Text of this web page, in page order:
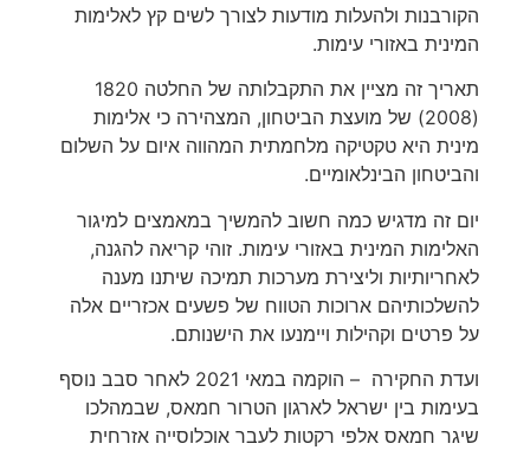
הקורבנות ולהעלות מודעות לצורך לשים קץ לאלימות
המינית באזורי עימות.
תאריך זה מציין את התקבלותה של החלטה 1820
(2008) של מועצת הביטחון, המצהירה כי אלימות
מינית היא טקטיקה מלחמתית המהווה איום על השלום
והביטחון הבינלאומיים.
יום זה מדגיש כמה חשוב להמשיך במאמצים למיגור
האלימות המינית באזורי עימות. זוהי קריאה להגנה,
לאחריותיות וליצירת מערכות תמיכה שיתנו מענה
להשלכותיהם ארוכות הטווח של פשעים אכזריים אלה
על פרטים וקהילות ויימנעו את הישנותם.
ועדת החקירה – הוקמה במאי 2021 לאחר סבב נוסף
בעימות בין ישראל לארגון הטרור חמאס, שבמהלכו
שיגר חמאס אלפי רקטות לעבר אוכלוסייה אזרחית